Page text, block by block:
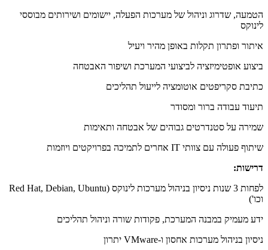
הטמעה, שדרוג וניהול של מערכות הפעלה, יישומים ושירותים מבוססי
לינוקס
איתור ופתרון תקלות באופן מהיר ויעיל
ביצוע אופטימיזציה לביצועי המערכת ושיפור האבטחה
כתיבת סקריפטים אוטומציה לייעול תהליכים
תיעוד עבודה ברור ומסודר
שמירה על סטנדרטים גבוהים של אבטחה ותאימות
שיתוף פעולה עם צוותי IT אחרים לתמיכה בפרויקטים ויוזמות
דרישות:
לפחות 3 שנות ניסיון בניהול מערכות לינוקס (Red Hat, Debian, Ubuntu
וכו')
ידע מעמיק במבנה המערכת, פקודות שורה וניהול תהליכים
ניסיון בניהול מערכות אחסון ו-VMware יתרון